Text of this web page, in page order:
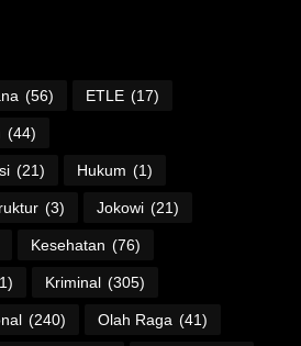
(56) ETLE (17)
(44)
(21) Hukum (1)
(3) Jokowi (21)
Kesehatan (76)
Kriminal (305)
(240) Olah Raga (41)